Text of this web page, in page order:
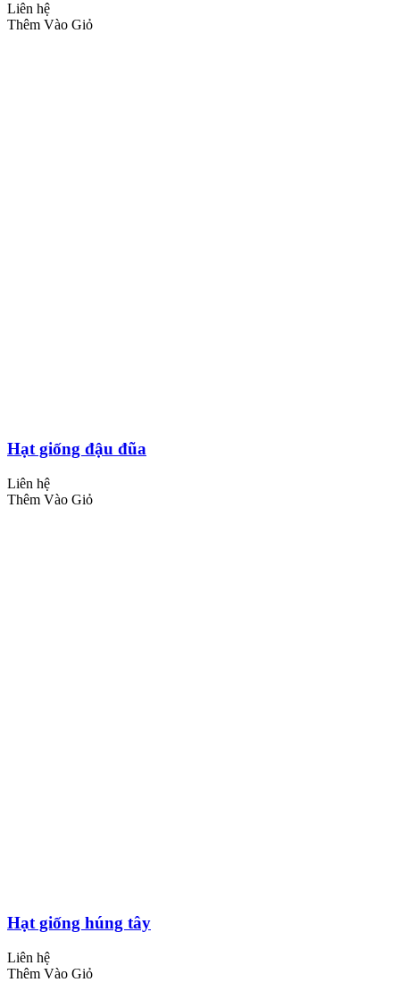
Liên hệ
Thêm Vào Giỏ
Hạt giống đậu đũa
Liên hệ
Thêm Vào Giỏ
Hạt giống húng tây
Liên hệ
Thêm Vào Giỏ